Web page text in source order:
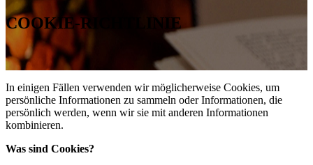
COOKIE-RICHTLINIE
In einigen Fällen verwenden wir möglicherweise Cookies, um
persönliche Informationen zu sammeln oder Informationen, die
persönlich werden, wenn wir sie mit anderen Informationen
kombinieren.
Was sind Cookies?